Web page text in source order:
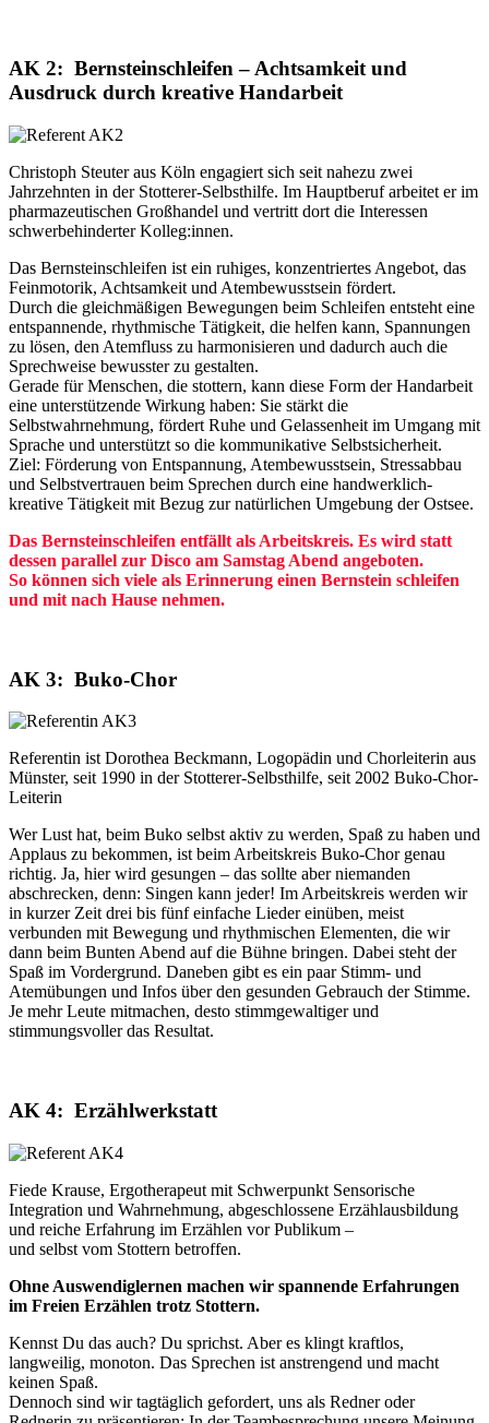
AK 2: Bernsteinschleifen – Achtsamkeit und
Ausdruck durch kreative Handarbeit
Christoph Steuter aus Köln engagiert sich seit nahezu zwei
Jahrzehnten in der Stotterer-Selbsthilfe. Im Hauptberuf arbeitet er im
pharmazeutischen Großhandel und vertritt dort die Interessen
schwerbehinderter Kolleg:innen.
Das Bernsteinschleifen ist ein ruhiges, konzentriertes Angebot, das
Feinmotorik, Achtsamkeit und Atembewusstsein fördert.
Durch die gleichmäßigen Bewegungen beim Schleifen entsteht eine
entspannende, rhythmische Tätigkeit, die helfen kann, Spannungen
zu lösen, den Atemfluss zu harmonisieren und dadurch auch die
Sprechweise bewusster zu gestalten.
Gerade für Menschen, die stottern, kann diese Form der Handarbeit
eine unterstützende Wirkung haben: Sie stärkt die
Selbstwahrnehmung, fördert Ruhe und Gelassenheit im Umgang mit
Sprache und unterstützt so die kommunikative Selbstsicherheit.
Ziel: Förderung von Entspannung, Atembewusstsein, Stressabbau
und Selbstvertrauen beim Sprechen durch eine handwerklich-
kreative Tätigkeit mit Bezug zur natürlichen Umgebung der Ostsee.
Das Bernsteinschleifen entfällt als Arbeitskreis. Es wird statt
dessen parallel zur Disco am Samstag Abend angeboten.
So können sich viele als Erinnerung einen Bernstein schleifen
und mit nach Hause nehmen.
AK 3: Buko-Chor
Referentin ist Dorothea Beckmann, Logopädin und Chorleiterin aus
Münster, seit 1990 in der Stotterer-Selbsthilfe, seit 2002 Buko-Chor-
Leiterin
Wer Lust hat, beim Buko selbst aktiv zu werden, Spaß zu haben und
Applaus zu bekommen, ist beim Arbeitskreis Buko-Chor genau
richtig. Ja, hier wird gesungen – das sollte aber niemanden
abschrecken, denn: Singen kann jeder! Im Arbeitskreis werden wir
in kurzer Zeit drei bis fünf einfache Lieder einüben, meist
verbunden mit Bewegung und rhythmischen Elementen, die wir
dann beim Bunten Abend auf die Bühne bringen. Dabei steht der
Spaß im Vordergrund. Daneben gibt es ein paar Stimm- und
Atemübungen und Infos über den gesunden Gebrauch der Stimme.
Je mehr Leute mitmachen, desto stimmgewaltiger und
stimmungsvoller das Resultat.
AK 4: Erzählwerkstatt
Fiede Krause, Ergotherapeut mit Schwerpunkt Sensorische
Integration und Wahrnehmung, abgeschlossene Erzählausbildung
und reiche Erfahrung im Erzählen vor Publikum –
und selbst vom Stottern betroffen.
Ohne Auswendiglernen machen wir spannende Erfahrungen
im Freien Erzählen trotz Stottern.
Kennst Du das auch? Du sprichst. Aber es klingt kraftlos,
langweilig, monoton. Das Sprechen ist anstrengend und macht
keinen Spaß.
Dennoch sind wir tagtäglich gefordert, uns als Redner oder